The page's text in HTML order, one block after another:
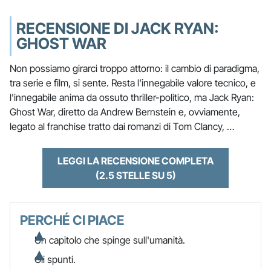
RECENSIONE DI JACK RYAN:
GHOST WAR
Non possiamo girarci troppo attorno: il cambio di paradigma,
tra serie e film, si sente. Resta l'innegabile valore tecnico, e
l'innegabile anima da ossuto thriller-politico, ma Jack Ryan:
Ghost War, diretto da Andrew Bernstein e, ovviamente,
legato al franchise tratto dai romanzi di Tom Clancy, …
LEGGI LA RECENSIONE COMPLETA
(2.5 STELLE SU 5)
PERCHÉ CI PIACE
Un capitolo che spinge sull'umanità.
Gli spunti.